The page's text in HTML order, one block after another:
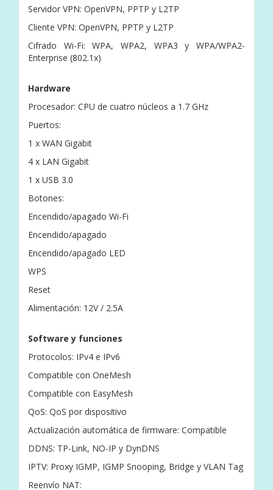
Servidor VPN: OpenVPN, PPTP y L2TP
Cliente VPN: OpenVPN, PPTP y L2TP
Cifrado Wi-Fi: WPA, WPA2, WPA3 y WPA/WPA2-
Enterprise (802.1x)
Hardware
Procesador: CPU de cuatro núcleos a 1.7 GHz
Puertos:
1 x WAN Gigabit
4 x LAN Gigabit
1 x USB 3.0
Botones:
Encendido/apagado Wi-Fi
Encendido/apagado
Encendido/apagado LED
WPS
Reset
Alimentación: 12V / 2.5A
Software y funciones
Protocolos: IPv4 e IPv6
Compatible con OneMesh
Compatible con EasyMesh
QoS: QoS por dispositivo
Actualización automática de firmware: Compatible
DDNS: TP-Link, NO-IP y DynDNS
IPTV: Proxy IGMP, IGMP Snooping, Bridge y VLAN Tag
Reenvío NAT: